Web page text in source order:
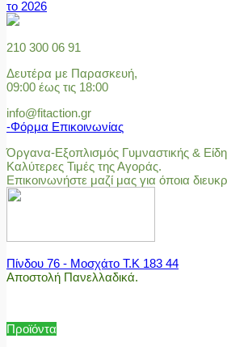
το 2026
210 300 06 91
Δευτέρα με Παρασκευή,
09:00 έως τις 18:00
info@fitaction.gr
-Φόρμα Επικοινωνίας
Όργανα-Εξοπλισμός Γυμναστικής &
Καλύτερες Τιμές της Αγοράς.
Επικοινωνήστε μαζί μας για όποια
Πίνδου 76 - Μοσχάτο Τ.Κ 183 44
Αποστολή Πανελλαδικά.
Προϊόντα